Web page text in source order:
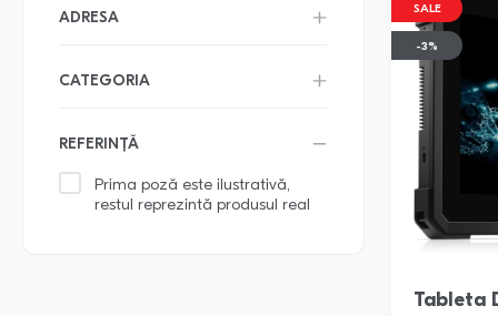
ADRESA
CATEGORIA
REFERINȚĂ
Prima poză este ilustrativă,
restul reprezintă produsul real
SALE
-3%
Tableta